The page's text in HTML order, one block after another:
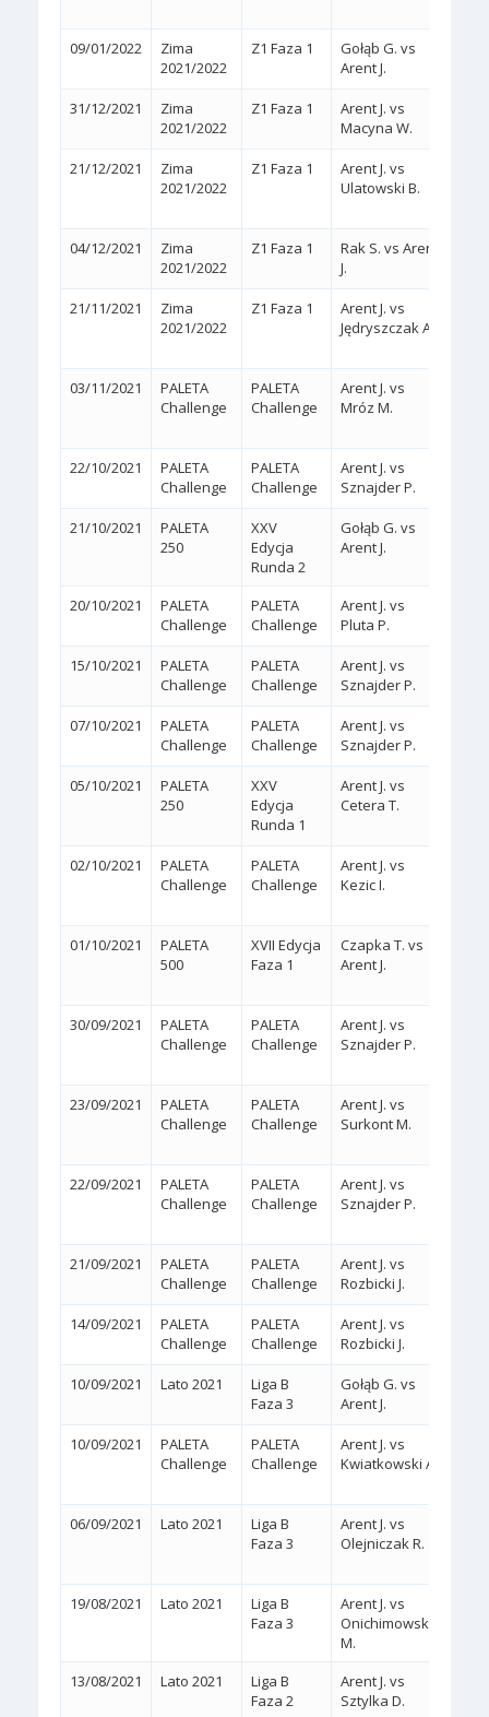
09/01/2022
Zima
2021/2022
Z1 Faza 1
Gołąb G. vs
Arent J.
31/12/2021
Zima
2021/2022
Z1 Faza 1
Arent J. vs
Macyna W.
21/12/2021
Zima
2021/2022
Z1 Faza 1
Arent J. vs
Ulatowski B.
04/12/2021
Zima
2021/2022
Z1 Faza 1
Rak S. vs Arent
J.
21/11/2021
Zima
2021/2022
Z1 Faza 1
Arent J. vs
Jędryszczak A.
03/11/2021
PALETA
Challenge
PALETA
Challenge
Arent J. vs
Mróz M.
22/10/2021
PALETA
Challenge
PALETA
Challenge
Arent J. vs
Sznajder P.
21/10/2021
PALETA
250
XXV
Edycja
Runda 2
Gołąb G. vs
Arent J.
20/10/2021
PALETA
Challenge
PALETA
Challenge
Arent J. vs
Pluta P.
15/10/2021
PALETA
Challenge
PALETA
Challenge
Arent J. vs
Sznajder P.
07/10/2021
PALETA
Challenge
PALETA
Challenge
Arent J. vs
Sznajder P.
05/10/2021
PALETA
250
XXV
Edycja
Runda 1
Arent J. vs
Cetera T.
02/10/2021
PALETA
Challenge
PALETA
Challenge
Arent J. vs
Kezic I.
01/10/2021
PALETA
500
XVII Edycja
Faza 1
Czapka T. vs
Arent J.
30/09/2021
PALETA
Challenge
PALETA
Challenge
Arent J. vs
Sznajder P.
23/09/2021
PALETA
Challenge
PALETA
Challenge
Arent J. vs
Surkont M.
22/09/2021
PALETA
Challenge
PALETA
Challenge
Arent J. vs
Sznajder P.
21/09/2021
PALETA
Challenge
PALETA
Challenge
Arent J. vs
Rozbicki J.
14/09/2021
PALETA
Challenge
PALETA
Challenge
Arent J. vs
Rozbicki J.
10/09/2021 Lato 2021
Liga B
Faza 3
Gołąb G. vs
Arent J.
10/09/2021
PALETA
Challenge
PALETA
Challenge
Arent J. vs
Kwiatkowski A.
06/09/2021 Lato 2021
Liga B
Faza 3
Arent J. vs
Olejniczak R.
19/08/2021 Lato 2021
Liga B
Faza 3
Arent J. vs
Onichimowski
M.
13/08/2021 Lato 2021
Liga B
Faza 2
Arent J. vs
Sztylka D.